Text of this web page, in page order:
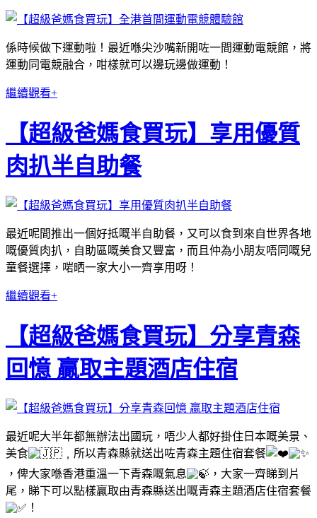
係時候做下運動啦！最近喺尖沙嘴新開咗一間運動電競館，將
運動同電競融合，咁樣就可以邊玩邊做運動！
繼續觀看+
【超級爸媽食買玩】享用優質
肉扒半自助餐
最近呢間推出一個好抵嘅半自助餐，又可以食到來自世界各地
嘅優質肉扒，自助區嘅美食又豐富，而且仲為小朋友唔同嘅兒
童餐選擇，啱晒一家大小一齊享用呀！
繼續觀看+
【超級爸媽食買玩】分享青森
回憶 贏取主題酒店住宿
最近呢大半年都無辦法出國玩，唔少人都好掛住日本嘅美景、
美食
﹐所以青森縣就送出咗青森主題住宿套餐
，俾大家喺香港重溫一下青森嘅氣息
，大家一齊睇到片
尾，睇下可以點樣贏取由青森縣送出嘅青森主題酒店住宿套餐
！